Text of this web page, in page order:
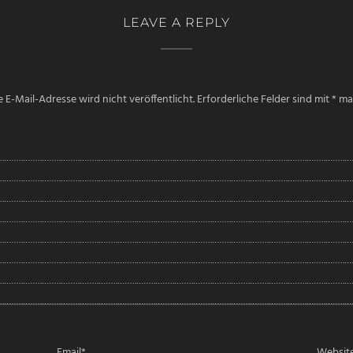
LEAVE A REPLY
E-Mail-Adresse wird nicht veröffentlicht.Erforderliche Felder sind mit*